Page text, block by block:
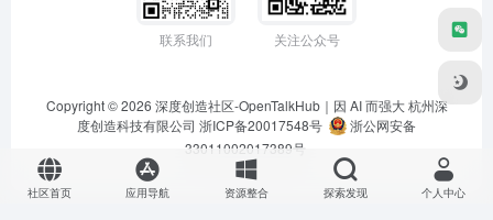
联系我们 关注公众号
Copyright © 2026 深度创造社区-OpenTalkHub｜因 AI 而强大 杭州深
度创造科技有限公司 浙ICP备20017548号
浙公网安备
33011002017389号
社区首页 应用导航 资源整合 探索发现 个人中心